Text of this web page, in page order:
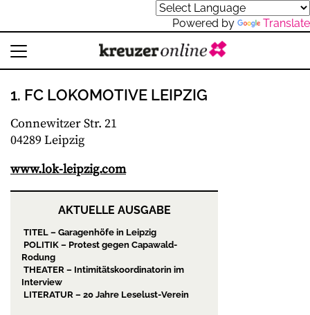
Powered by Translate
1. FC LOKOMOTIVE LEIPZIG
Connewitzer Str. 21
04289 Leipzig
www.lok-leipzig.com
AKTUELLE AUSGABE
TITEL – Garagenhöfe in Leipzig
POLITIK – Protest gegen Capawald-
Rodung
THEATER – Intimitätskoordinatorin im
Interview
LITERATUR – 20 Jahre Leselust-Verein